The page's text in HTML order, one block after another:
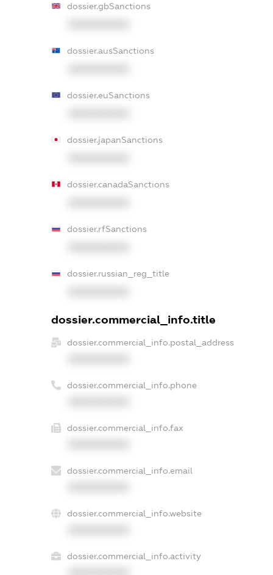
dossier.gbSanctions
dossier.ausSanctions
dossier.euSanctions
dossier.japanSanctions
dossier.canadaSanctions
dossier.rfSanctions
dossier.russian_reg_title
dossier.commercial_info.title
dossier.commercial_info.postal_address
dossier.commercial_info.phone
dossier.commercial_info.fax
dossier.commercial_info.email
dossier.commercial_info.website
dossier.commercial_info.activity